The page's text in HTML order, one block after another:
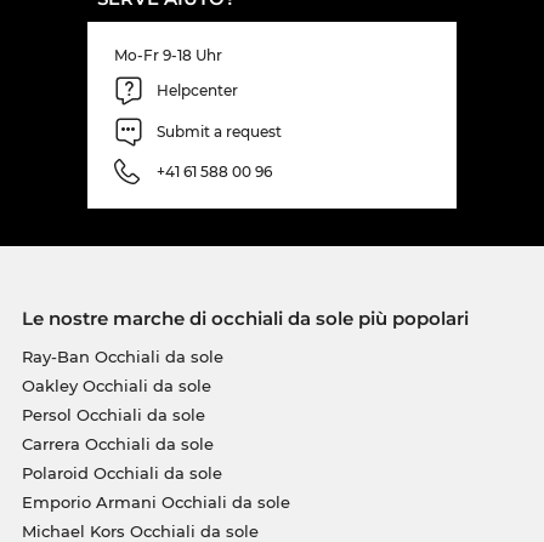
Mo-Fr 9-18 Uhr
Helpcenter
Submit a request
+41 61 588 00 96
Le nostre marche di occhiali da sole più popolari
Ray-Ban Occhiali da sole
Oakley Occhiali da sole
Persol Occhiali da sole
Carrera Occhiali da sole
Polaroid Occhiali da sole
Emporio Armani Occhiali da sole
Michael Kors Occhiali da sole